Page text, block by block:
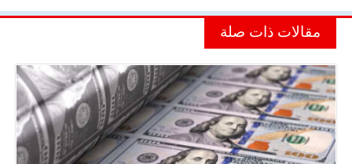
مقالات ذات صلة